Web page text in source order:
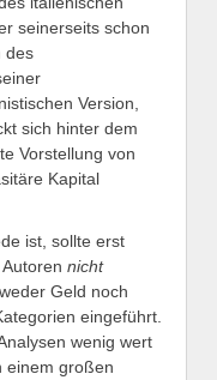
seinerseits schon
des
Version,
sich hinter dem
Vorstellung von
Kapital
ist, sollte erst
nicht
Geld noch
eingeführt.
wenig wert
einem großen